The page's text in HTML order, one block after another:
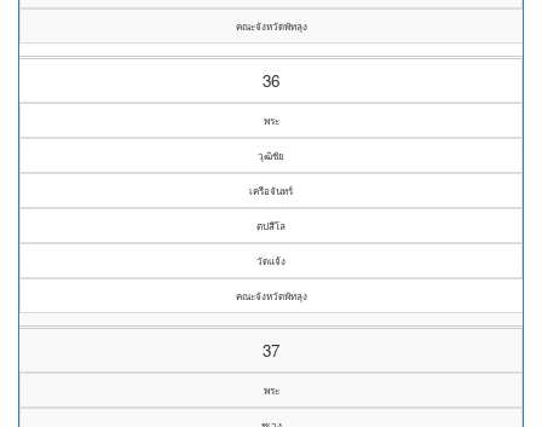
คณะจังหวัดพัทลุง
36
พระ
วุฒิชัย
เครือจันทร์
ตปสีโล
วัดแจ้ง
คณะจังหวัดพัทลุง
37
พระ